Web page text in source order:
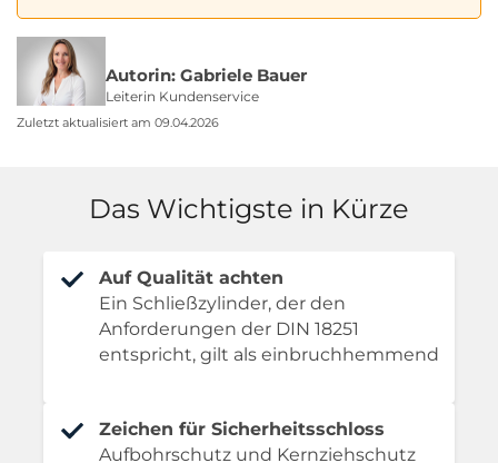
Autorin: Gabriele Bauer
Leiterin Kundenservice
Zuletzt aktualisiert am 09.04.2026
Das Wichtigste in Kürze
Auf Qualität achten
Ein Schließzylinder, der den
Anforderungen der DIN 18251
entspricht, gilt als einbruchhemmend
Zeichen für Sicherheitsschloss
Aufbohrschutz und Kernziehschutz